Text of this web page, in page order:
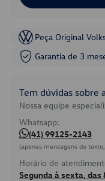
Peça Original
Garantia de 3
Tem dúvidas sobre
Nossa equipe
Whatsapp:
(41) 99125-2143
(apenas mensagens de
Horário de
Segunda à sexta, das